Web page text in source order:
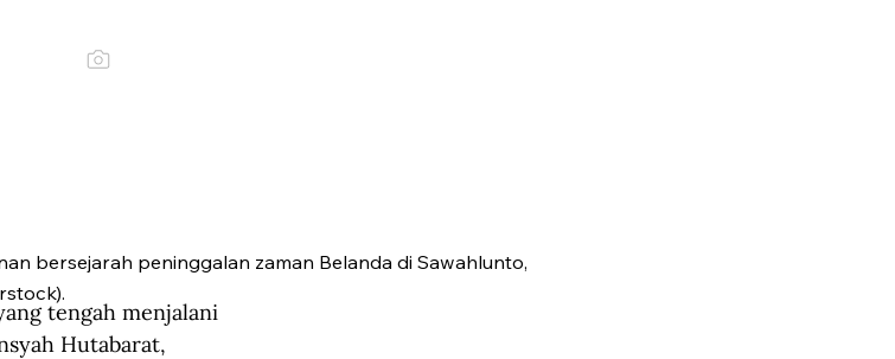
bersejarah peninggalan zaman Belanda di Sawahlunto,
tengah menjalani
Hutabarat,